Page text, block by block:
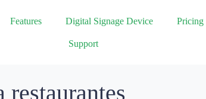
Features Digital Signage Device Pricing
Support
restaurantes